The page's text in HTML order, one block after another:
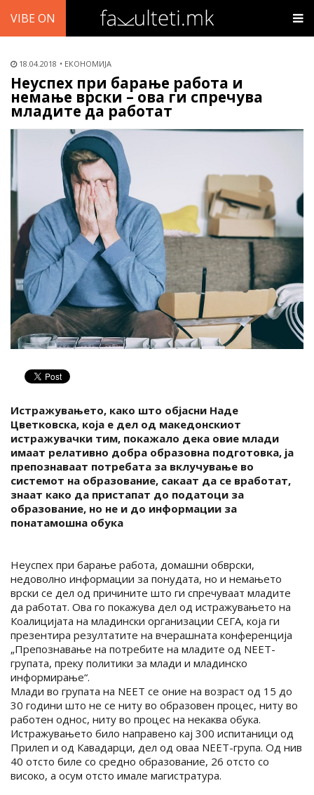
VIBE ON
18.04.2018 ЕКОНОМИЈА
Неуспех при барање работа и
немање врски – ова ги спречува
младите да работат
Истражувањето, како што објасни Наде
Цветковска, која е дел од македонскиот
истражувачки тим, покажало дека овие млади
имаат релативно добра образовна подготовка, ја
препознаваат потребата за вклучување во
системот на образование, сакаат да се вработат,
знаат како да пристапат до податоци за
образование, но не и до информации за
понатамошна обука
Неуспех при барање работа, домашни обврски,
недоволно информации за понудата, но и немањето
врски се дел од причините што ги спречуваат младите
да работат. Ова го покажува дел од истражувањето на
Коалицијата на младински организации СЕГА, која ги
презентира резултатите на вчерашната конференција
„Препознавање на потребите на младите од NEET-
групата, преку политики за млади и младинско
информирање“.
Млади во групата на NEET се оние на возраст од 15 до
30 години што не се ниту во образовен процес, ниту во
работен однос, ниту во процес на некаква обука.
Истражувањето било направено кај 300 испитаници од
Прилеп и од Кавадарци, дел од оваа NEET-група. Од нив
40 отсто биле со средно образование, 26 отсто со
високо, а осум отсто имале магистратура.